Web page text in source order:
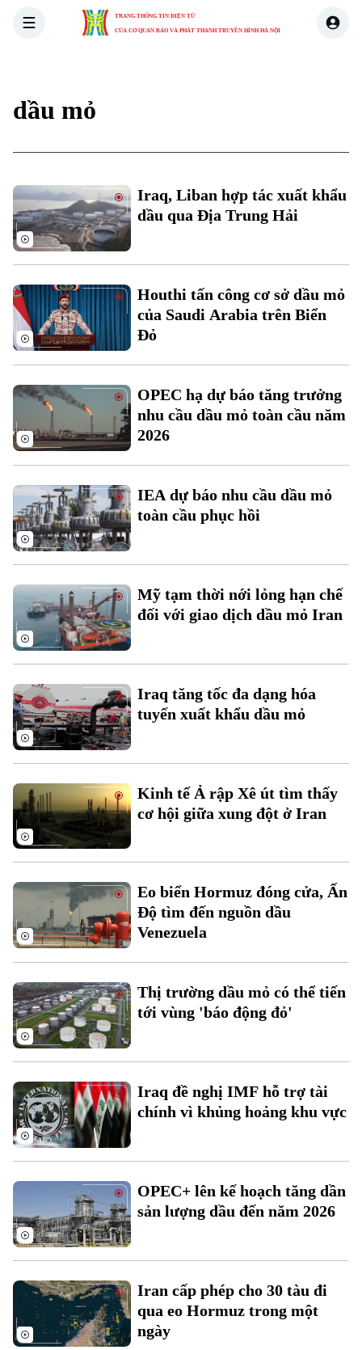
TRANG THÔNG TIN ĐIỆN TỬ
CỦA CƠ QUAN BÁO VÀ PHÁT THANH TRUYỀN HÌNH HÀ NỘI
Xu hướng
Chuyên mục
Thời sự
Hà Nội
Chính trị
An ninh trật tự
Công nghệ
Hà Nội
Nhịp sống Hà Nội
Người Hà Nội
Khoảnh khắc Hà Nội
Thế giới
Tin tức
Quân sự
Hồ sơ
Người Việt 4 phương
Kinh tế
Tin tức
Tài chính Ngân hàng
Doanh nghiệp
Nhà đất
Tin tức
Đầu tư
Đất đai
Kinh nghiệm
Tàu và Xe
Ô tô
Tàu
Xe máy
Thị trường
Giáo dục
Tuyển sinh
Hướng nghiệp
Tin tức
Sức khỏe
Y tế
Dinh dưỡng
Tư vấn sức khỏe
Quần vợt
Golf
Giải trí
Tin tức
Sao
Điện ảnh
Đã phát sóng
dầu mỏ
Iraq, Liban hợp tác xuất khẩu
dầu qua Địa Trung Hải
Houthi tấn công cơ sở dầu mỏ
của Saudi Arabia trên Biển
Đỏ
OPEC hạ dự báo tăng trưởng
nhu cầu dầu mỏ toàn cầu năm
2026
IEA dự báo nhu cầu dầu mỏ
toàn cầu phục hồi
Mỹ tạm thời nới lỏng hạn chế
đối với giao dịch dầu mỏ Iran
Iraq tăng tốc đa dạng hóa
tuyến xuất khẩu dầu mỏ
Kinh tế Ả rập Xê út tìm thấy
cơ hội giữa xung đột ở Iran
Eo biển Hormuz đóng cửa, Ấn
Độ tìm đến nguồn dầu
Venezuela
Thị trường dầu mỏ có thể tiến
tới vùng 'báo động đỏ'
Iraq đề nghị IMF hỗ trợ tài
chính vì khủng hoảng khu vực
OPEC+ lên kế hoạch tăng dần
sản lượng dầu đến năm 2026
Iran cấp phép cho 30 tàu đi
qua eo Hormuz trong một
ngày